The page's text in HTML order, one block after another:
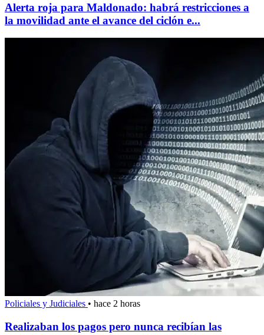
Alerta roja para Maldonado: habrá restricciones a
la movilidad ante el avance del ciclón e...
Policiales y Judiciales • hace 2 horas
Realizaban los pagos pero nunca recibían las